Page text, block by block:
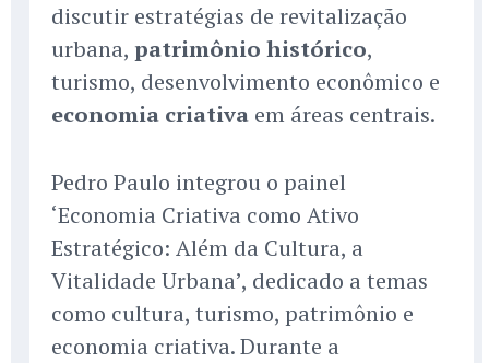
discutir estratégias de revitalização
urbana, patrimônio histórico,
turismo, desenvolvimento econômico e
economia criativa em áreas centrais.
Pedro Paulo integrou o painel
‘Economia Criativa como Ativo
Estratégico: Além da Cultura, a
Vitalidade Urbana’, dedicado a temas
como cultura, turismo, patrimônio e
economia criativa. Durante a